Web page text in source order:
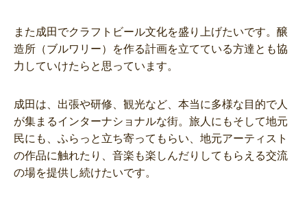
また成田でクラフトビール文化を盛り上げたいです。醸
造所（ブルワリー）を作る計画を立てている方達とも協
力していけたらと思っています。
成田は、出張や研修、観光など、本当に多様な目的で人
が集まるインターナショナルな街。旅人にもそして地元
民にも、ふらっと立ち寄ってもらい、地元アーティスト
の作品に触れたり、音楽も楽しんだりしてもらえる交流
の場を提供し続けたいです。